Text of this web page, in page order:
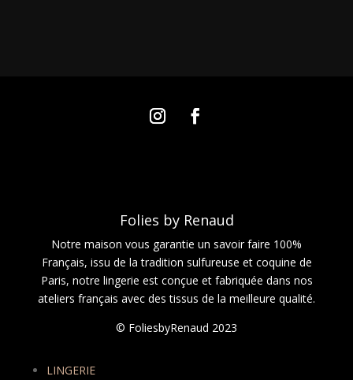
Folies by Renaud
Notre maison vous garantie un savoir faire 100%
Français, issu de la tradition sulfureuse et coquine de
Paris, notre lingerie est conçue et fabriquée dans nos
ateliers français avec des tissus de la meilleure qualité.
© FoliesbyRenaud 2023
LINGERIE